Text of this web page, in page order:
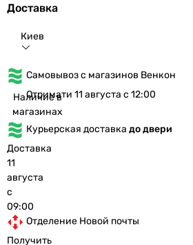
Доставка
Киев
Самовывоз с магазинов Венкон
Наличие в
магазинах
Отримати 11 августа с 12:00
Курьерская доставка до двери
Доставка
11
августа
с
09:00
Отделение Новой почты
Получить